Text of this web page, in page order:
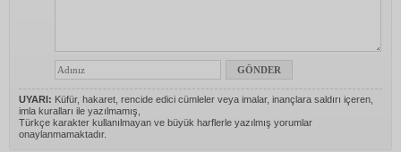
UYARI: Küfür, hakaret, rencide edici cümleler veya imalar, inançlara saldırı içeren,
imla kuralları ile yazılmamış,
Türkçe karakter kullanılmayan ve büyük harflerle yazılmış yorumlar
onaylanmamaktadır.